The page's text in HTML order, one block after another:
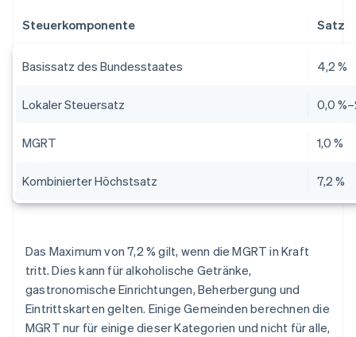
Steuerkomponente Satz
Basissatz des Bundesstaates 4,2 %
Lokaler Steuersatz 0,0
MGRT 1,0 %
Kombinierter Höchstsatz 7,2 %
Das Maximum von 7,2 % gilt, wenn die MGRT in Kraft
tritt. Dies kann für alkoholische Getränke,
gastronomische Einrichtungen, Beherbergung und
Eintrittskarten gelten. Einige Gemeinden berechnen die
MGRT nur für einige dieser Kategorien und nicht für alle,